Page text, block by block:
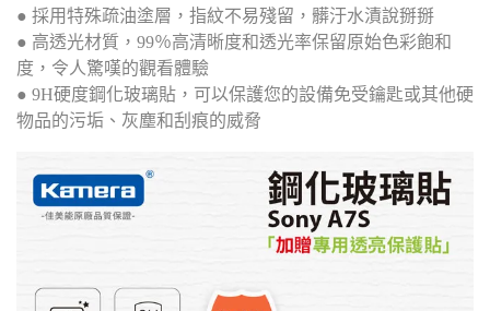
● 採用特殊疏油塗層，指紋不易殘留，髒汙水漬說掰掰
● 高透光材質，99％高清晰度和透光率保留原始色彩飽和
度，令人驚嘆的觀看體驗
● 9H硬度鋼化玻璃貼，可以保護您的設備免受鑰匙或其他硬
物品的污垢、灰塵和刮痕的威脅